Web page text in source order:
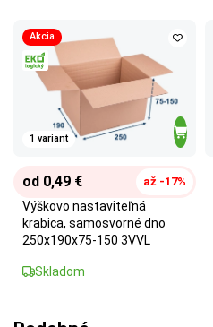
Akcia
1 variant
od 0,49 € až -17%
Výškovo nastaviteľná
krabica, samosvorné dno
250x190x75-150 3VVL
Skladom